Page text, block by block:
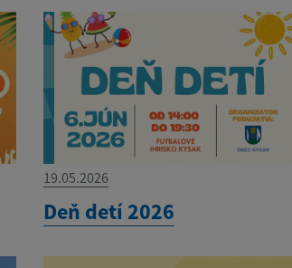
19.05.2026
Deň detí 2026